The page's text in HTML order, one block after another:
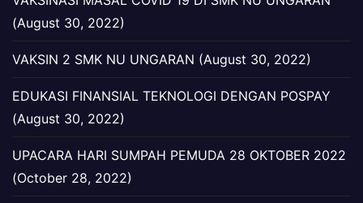
(August 30, 2022)
VAKSIN 2 SMK NU UNGARAN (August 30, 2022)
EDUKASI FINANSIAL TEKNOLOGI DENGAN POSPAY
(August 30, 2022)
UPACARA HARI SUMPAH PEMUDA 28 OKTOBER 2022
(October 28, 2022)